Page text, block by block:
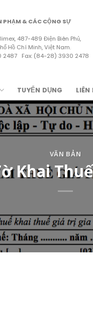
PHẠM & CÁC CỘNG SỰ
487-489 Điện Biên Phủ,
Hồ Chí Minh, Việt Nam.
2487 Fax: (84-28) 3930 2478
TUYỂN DỤNG LIÊN
VĂN BẢN
Khai